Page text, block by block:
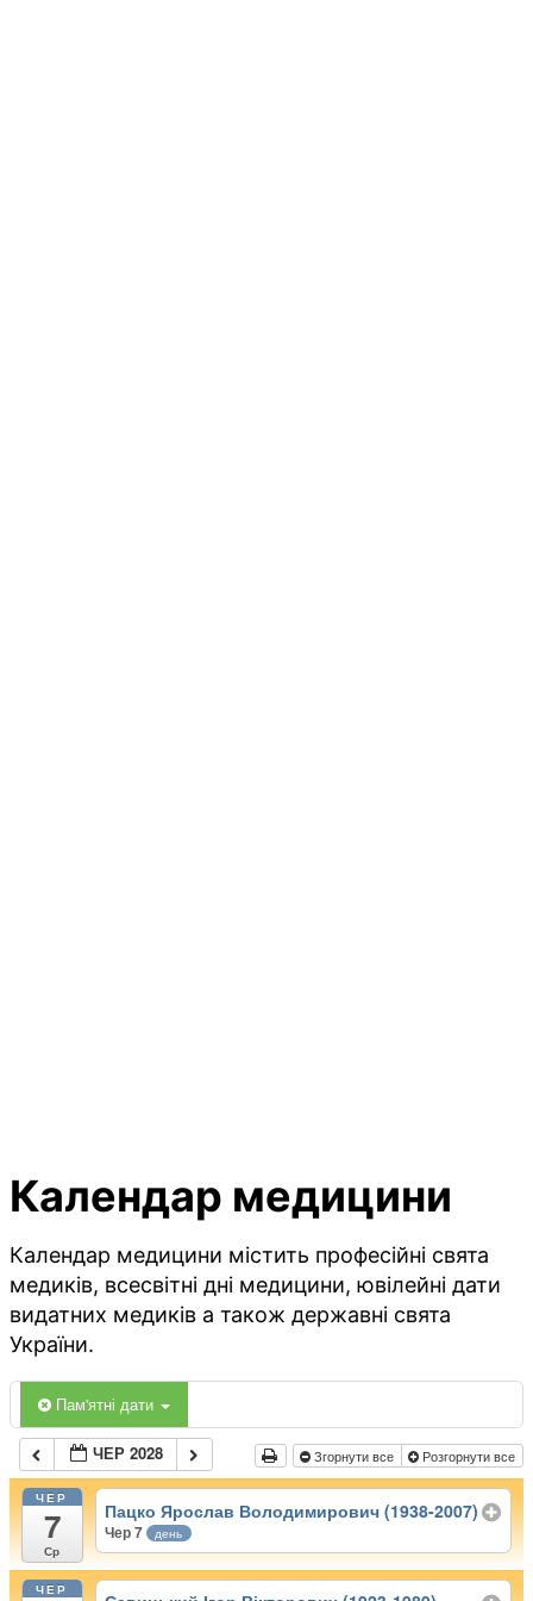
Календар медицини
Календар медицини містить професійні свята
медиків, всесвітні дні медицини, ювілейні дати
видатних медиків а також державні свята
України.
Пам'ятні дати
ЧЕР 2028 Згорнути все Розгорнути все
ЧЕР
7
Ср
Пацко Ярослав Володимирович (1938-2007)
Чер 7 день
ЧЕР